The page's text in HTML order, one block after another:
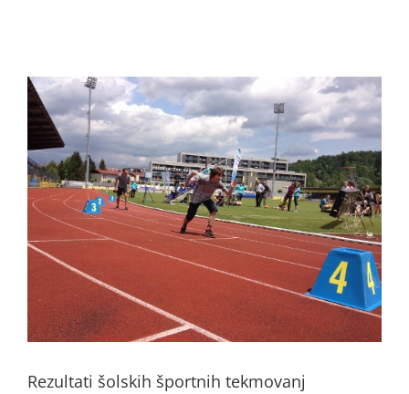
Rezultati šolskih športnih tekmovanj